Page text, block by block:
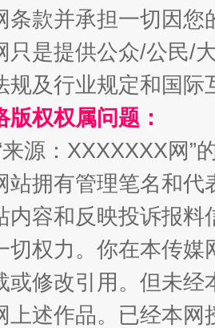
一次搞定
条款并承担一切因
只是提供公众/公民/
规及行业规定和国
权权属问题：
源：XXXXXXX网”
站拥有管理笔名和
内容和反映投诉报
切权力。你在本传
或修改引用。但未
上述作品。已经本